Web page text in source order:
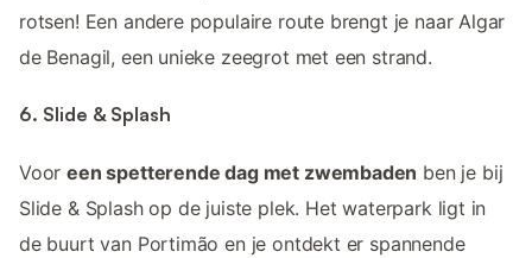
rotsen! Een andere populaire route brengt je naar Algar
de Benagil, een unieke zeegrot met een strand.
6. Slide & Splash
Vooreen spetterende dag met zwembaden ben je bij
Slide & Splash op de juiste plek. Het waterpark ligt in
de buurt van Portimão en je ontdekt er spannende